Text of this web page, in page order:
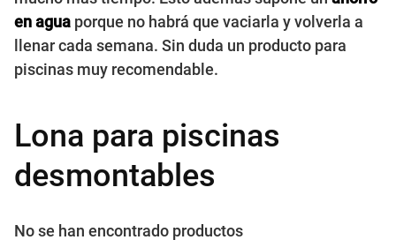
en agua porque no habrá que vaciarla y volverla a
llenar cada semana. Sin duda un producto para
piscinas muy recomendable.
Lona para piscinas
desmontables
No se han encontrado productos